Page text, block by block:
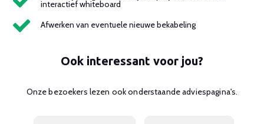
interactief whiteboard
Afwerken van eventuele nieuwe bekabeling
Ook interessant voor jou?
Onze bezoekers lezen ook onderstaande adviespagina's.